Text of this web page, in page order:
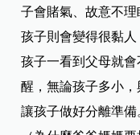
子會賭氣、故意不
孩子則會變得很黏
孩子一看到父母就
醒，無論孩子多小，
讓孩子做好分離準